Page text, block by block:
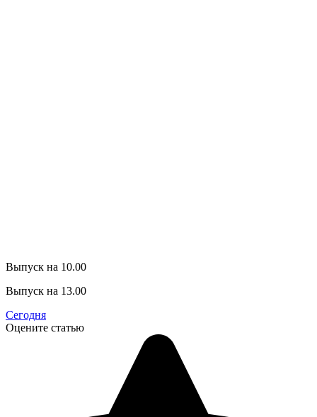
Выпуск на 10.00
Выпуск на 13.00
Сегодня
Оцените статью